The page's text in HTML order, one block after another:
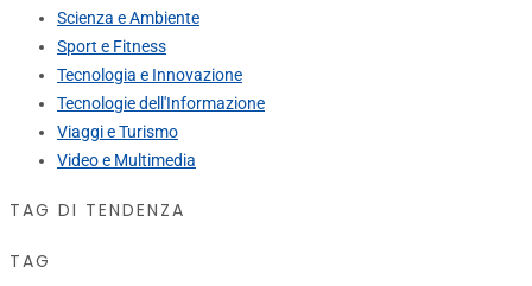
Scienza e Ambiente
Sport e Fitness
Tecnologia e Innovazione
Tecnologie dell'Informazione
Viaggi e Turismo
Video e Multimedia
TAG DI TENDENZA
TAG